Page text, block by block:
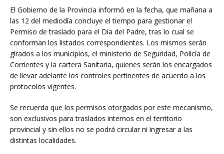
El Gobierno de la Provincia informó en la fecha, que mañana a
las 12 del mediodía concluye el tiempo para gestionar el
Permiso de traslado para el Día del Padre, tras lo cual se
conforman los listados correspondientes. Los mismos serán
girados a los municipios, el ministerio de Seguridad, Policía de
Corrientes y la cartera Sanitaria, quienes serán los encargados
de llevar adelante los controles pertinentes de acuerdo a los
protocolos vigentes.
Se recuerda que los permisos otorgados por este mecanismo,
son exclusivos para traslados internos en el territorio
provincial y sin ellos no se podrá circular ni ingresar a las
distintas localidades.